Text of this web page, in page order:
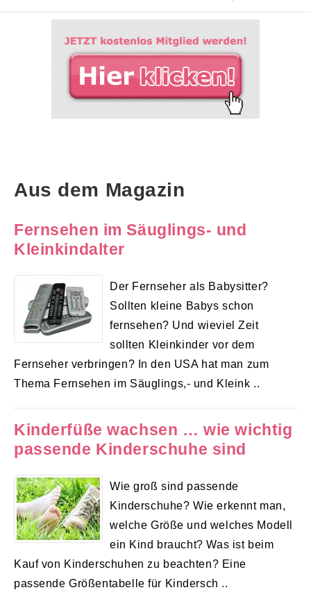
Aus dem Magazin
Fernsehen im Säuglings- und
Kleinkindalter
Der Fernseher als Babysitter?
Sollten kleine Babys schon
fernsehen? Und wieviel Zeit
sollten Kleinkinder vor dem
Fernseher verbringen? In den USA hat man zum
Thema Fernsehen im Säuglings,- und Kleink ..
Kinderfüße wachsen … wie wichtig
passende Kinderschuhe sind
Wie groß sind passende
Kinderschuhe? Wie erkennt man,
welche Größe und welches Modell
ein Kind braucht? Was ist beim
Kauf von Kinderschuhen zu beachten? Eine
passende Größentabelle für Kindersch ..